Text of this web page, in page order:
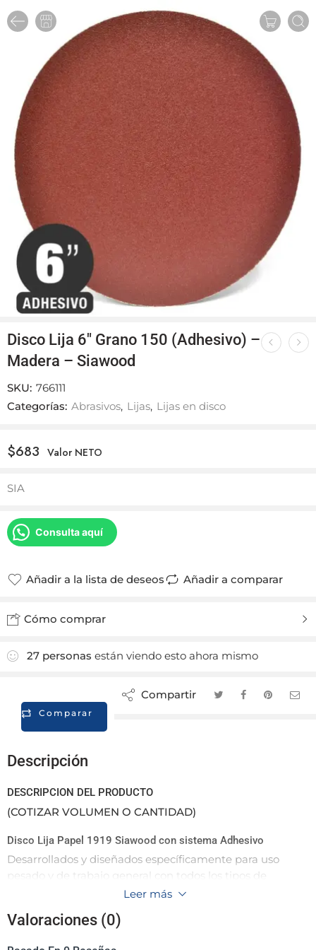
Disco Lija 6″ Grano 150 (Adhesivo) –
Madera – Siawood
SKU: 766111
Categorías: Abrasivos, Lijas, Lijas en disco
$683 Valor NETO
SIA
Consulta aquí
Añadir a la lista de deseos Añadir a comparar
Cómo comprar
27 personas están viendo esto ahora mismo
Comparar
Compartir
Descripción
DESCRIPCION DEL PRODUCTO
(COTIZAR VOLUMEN O CANTIDAD)
Disco Lija Papel 1919 Siawood con sistema Adhesivo
Desarrollados y diseñados específicamente para uso
pesado y de trabajo general con todos los tipos de
madera y pintura / barniz, tanto para las etapas de
rendimiento excepcional.
Leer más
Valoraciones (0)